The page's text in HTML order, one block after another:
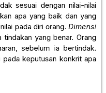
sesuai dengan nilai-nilai
apa yang baik dan yang
pada diri orang. Dimensi
tindakan yang benar. Orang
sebelum ia bertindak.
pada keputusan konkrit apa